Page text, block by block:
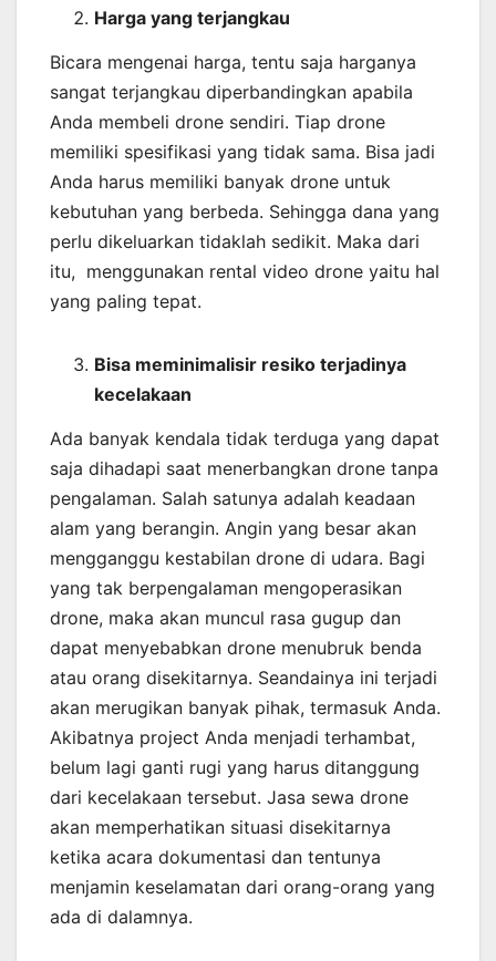
Harga yang terjangkau
Bicara mengenai harga, tentu saja harganya
sangat terjangkau diperbandingkan apabila
Anda membeli drone sendiri. Tiap drone
memiliki spesifikasi yang tidak sama. Bisa jadi
Anda harus memiliki banyak drone untuk
kebutuhan yang berbeda. Sehingga dana yang
perlu dikeluarkan tidaklah sedikit. Maka dari
itu, menggunakan rental video drone yaitu hal
yang paling tepat.
Bisa meminimalisir resiko terjadinya
kecelakaan
Ada banyak kendala tidak terduga yang dapat
saja dihadapi saat menerbangkan drone tanpa
pengalaman. Salah satunya adalah keadaan
alam yang berangin. Angin yang besar akan
mengganggu kestabilan drone di udara. Bagi
yang tak berpengalaman mengoperasikan
drone, maka akan muncul rasa gugup dan
dapat menyebabkan drone menubruk benda
atau orang disekitarnya. Seandainya ini terjadi
akan merugikan banyak pihak, termasuk Anda.
Akibatnya project Anda menjadi terhambat,
belum lagi ganti rugi yang harus ditanggung
dari kecelakaan tersebut. Jasa sewa drone
akan memperhatikan situasi disekitarnya
ketika acara dokumentasi dan tentunya
menjamin keselamatan dari orang-orang yang
ada di dalamnya.